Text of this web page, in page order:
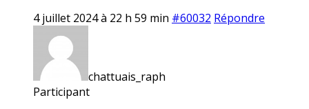
4 juillet 2024 à 22 h 59 min #60032 Répondre
chattuais_raph
Participant